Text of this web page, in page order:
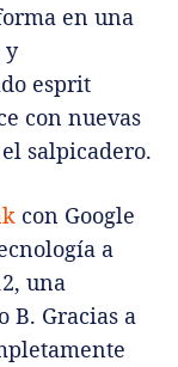
en una
y
esprit
con nuevas
salpicadero.
con Google
a
una
B. Gracias a